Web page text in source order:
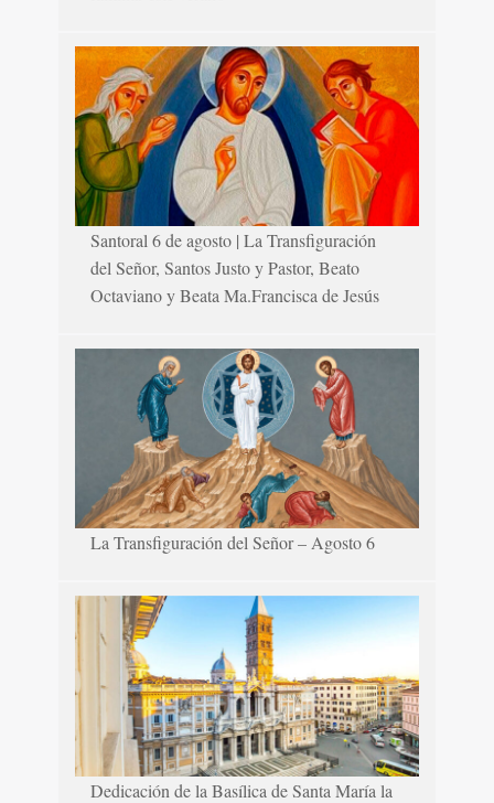
Santoral 6 de agosto | La Transfiguración
del Señor, Santos Justo y Pastor, Beato
Octaviano y Beata Ma.Francisca de Jesús
La Transfiguración del Señor – Agosto 6
Dedicación de la Basílica de Santa María la